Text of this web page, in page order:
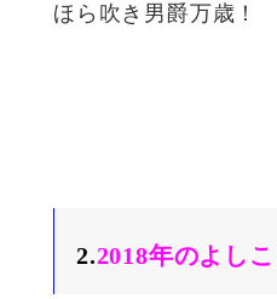
ほら吹き男爵万歳！
2.2018年のよし